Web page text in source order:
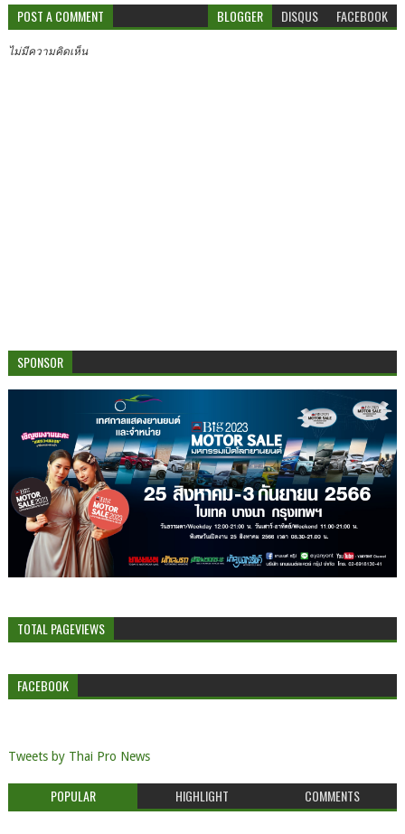
POST A COMMENT BLOGGER DISQUS FACEBOOK
ไม่มีความคิดเห็น
SPONSOR
TOTAL PAGEVIEWS
FACEBOOK
Tweets by Thai Pro News
POPULAR HIGHLIGHT COMMENTS